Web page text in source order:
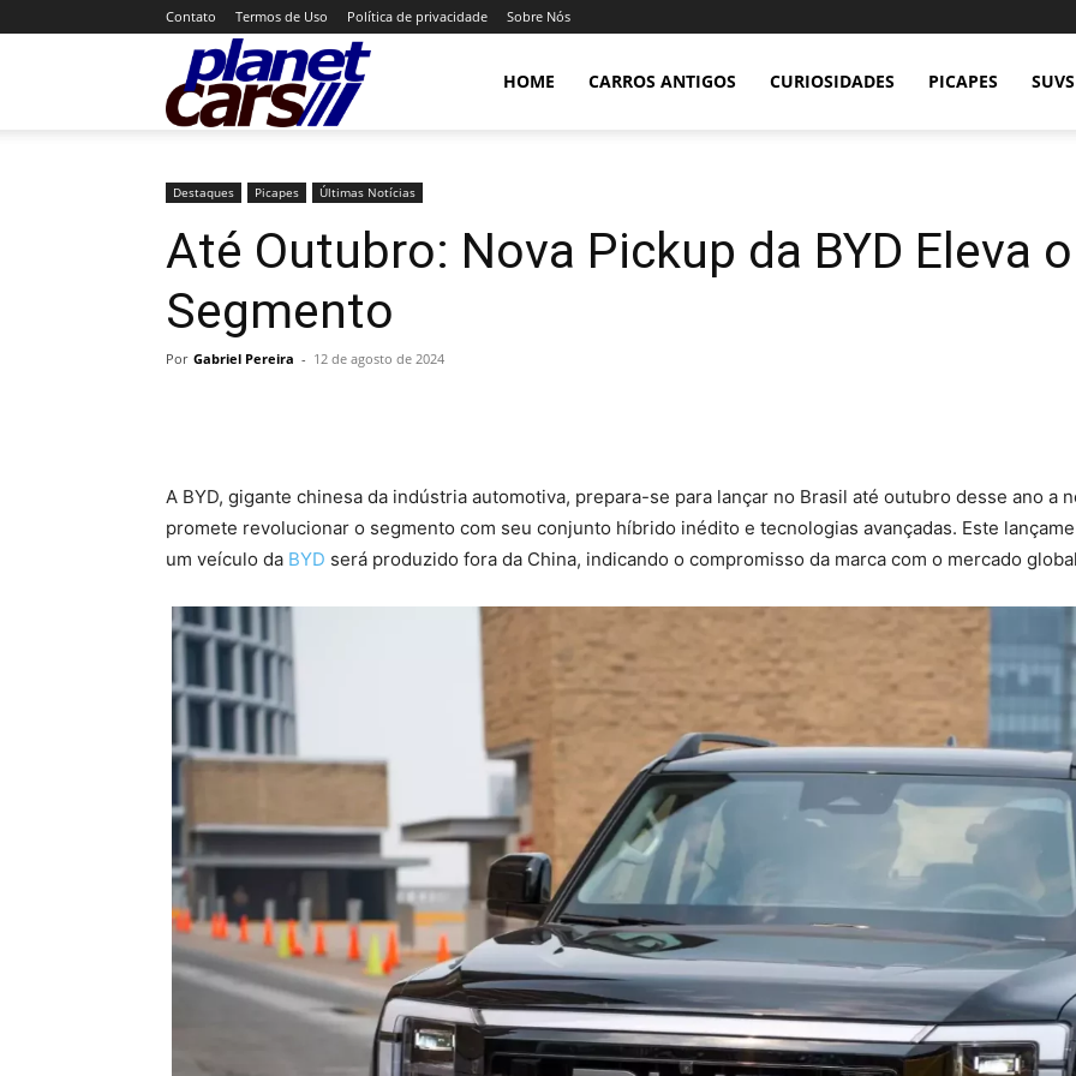
Contato Termos de Uso Política de privacidade Sobre Nós
HOME CARROS ANTIGOS CURIOSIDADES PICAPES SUVS
Destaques Picapes Últimas Notícias
Até Outubro: Nova Pickup da BYD Eleva
Segmento
Por Gabriel Pereira - 12 de agosto de 2024
A BYD, gigante chinesa da indústria automotiva, prepara-se para lançar no Brasil até outubro desse ano a
promete revolucionar o segmento com seu conjunto híbrido inédito e tecnologias avançadas. Este
um veículo da BYD será produzido fora da China, indicando o compromisso da marca com o mercado